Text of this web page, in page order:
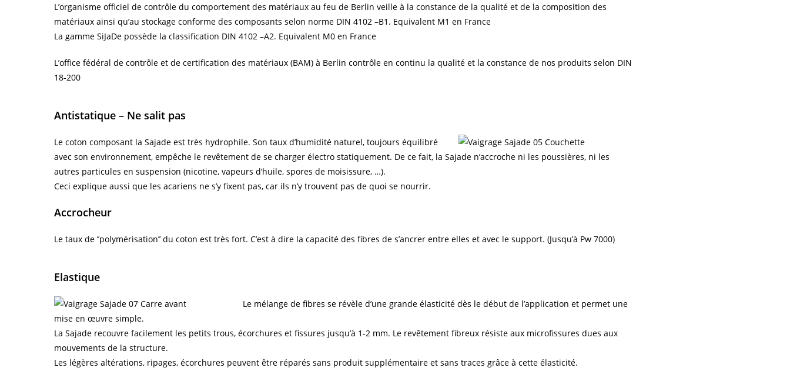
L’organisme officiel de contrôle du comportement des matériaux au feu de Berlin veille à la constance de la qualité et de la composition des
matériaux ainsi qu’au stockage conforme des composants selon norme DIN 4102 –B1. Equivalent M1 en France
La gamme SiJaDe possède la classification DIN 4102 –A2. Equivalent M0 en France
L’office fédéral de contrôle et de certification des matériaux (BAM) à Berlin contrôle en continu la qualité et la constance de nos produits selon DIN
18-200
Antistatique – Ne salit pas
Le coton composant la Sajade est très hydrophile. Son taux d’humidité naturel, toujours équilibré
avec son environnement, empêche le revêtement de se charger électro statiquement. De ce fait, la Sajade n’accroche ni les poussières, ni les
autres particules en suspension (nicotine, vapeurs d’huile, spores de moisissure, …).
Ceci explique aussi que les acariens ne s’y fixent pas, car ils n’y trouvent pas de quoi se nourrir.
Accrocheur
Le taux de ‘’polymérisation’’ du coton est très fort. C’est à dire la capacité des fibres de s’ancrer entre elles et avec le support. (Jusqu’à Pw 7000)
Elastique
Le mélange de fibres se révèle d’une grande élasticité dès le début de l’application et permet une
mise en œuvre simple.
La Sajade recouvre facilement les petits trous, écorchures et fissures jusqu’à 1-2 mm. Le revêtement fibreux résiste aux microfissures dues aux
mouvements de la structure.
Les légères altérations, ripages, écorchures peuvent être réparés sans produit supplémentaire et sans traces grâce à cette élasticité.